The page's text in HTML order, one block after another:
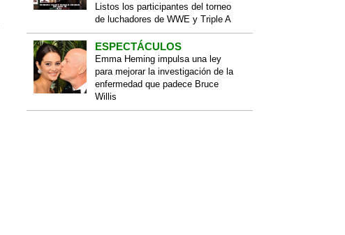
Listos los participantes del torneo
de luchadores de WWE y Triple A
ESPECTÁCULOS
Emma Heming impulsa una ley
para mejorar la investigación de la
enfermedad que padece Bruce
Willis